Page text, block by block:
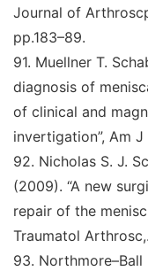
Journal of
pp.183–89.
91. Muellner T.
diagnosis of
of clinical and
invertigation”, Am J
92. Nicholas S. J.
(2009). “A new
repair of the
Traumatol Arthrosc,
93. Northmore–Ball